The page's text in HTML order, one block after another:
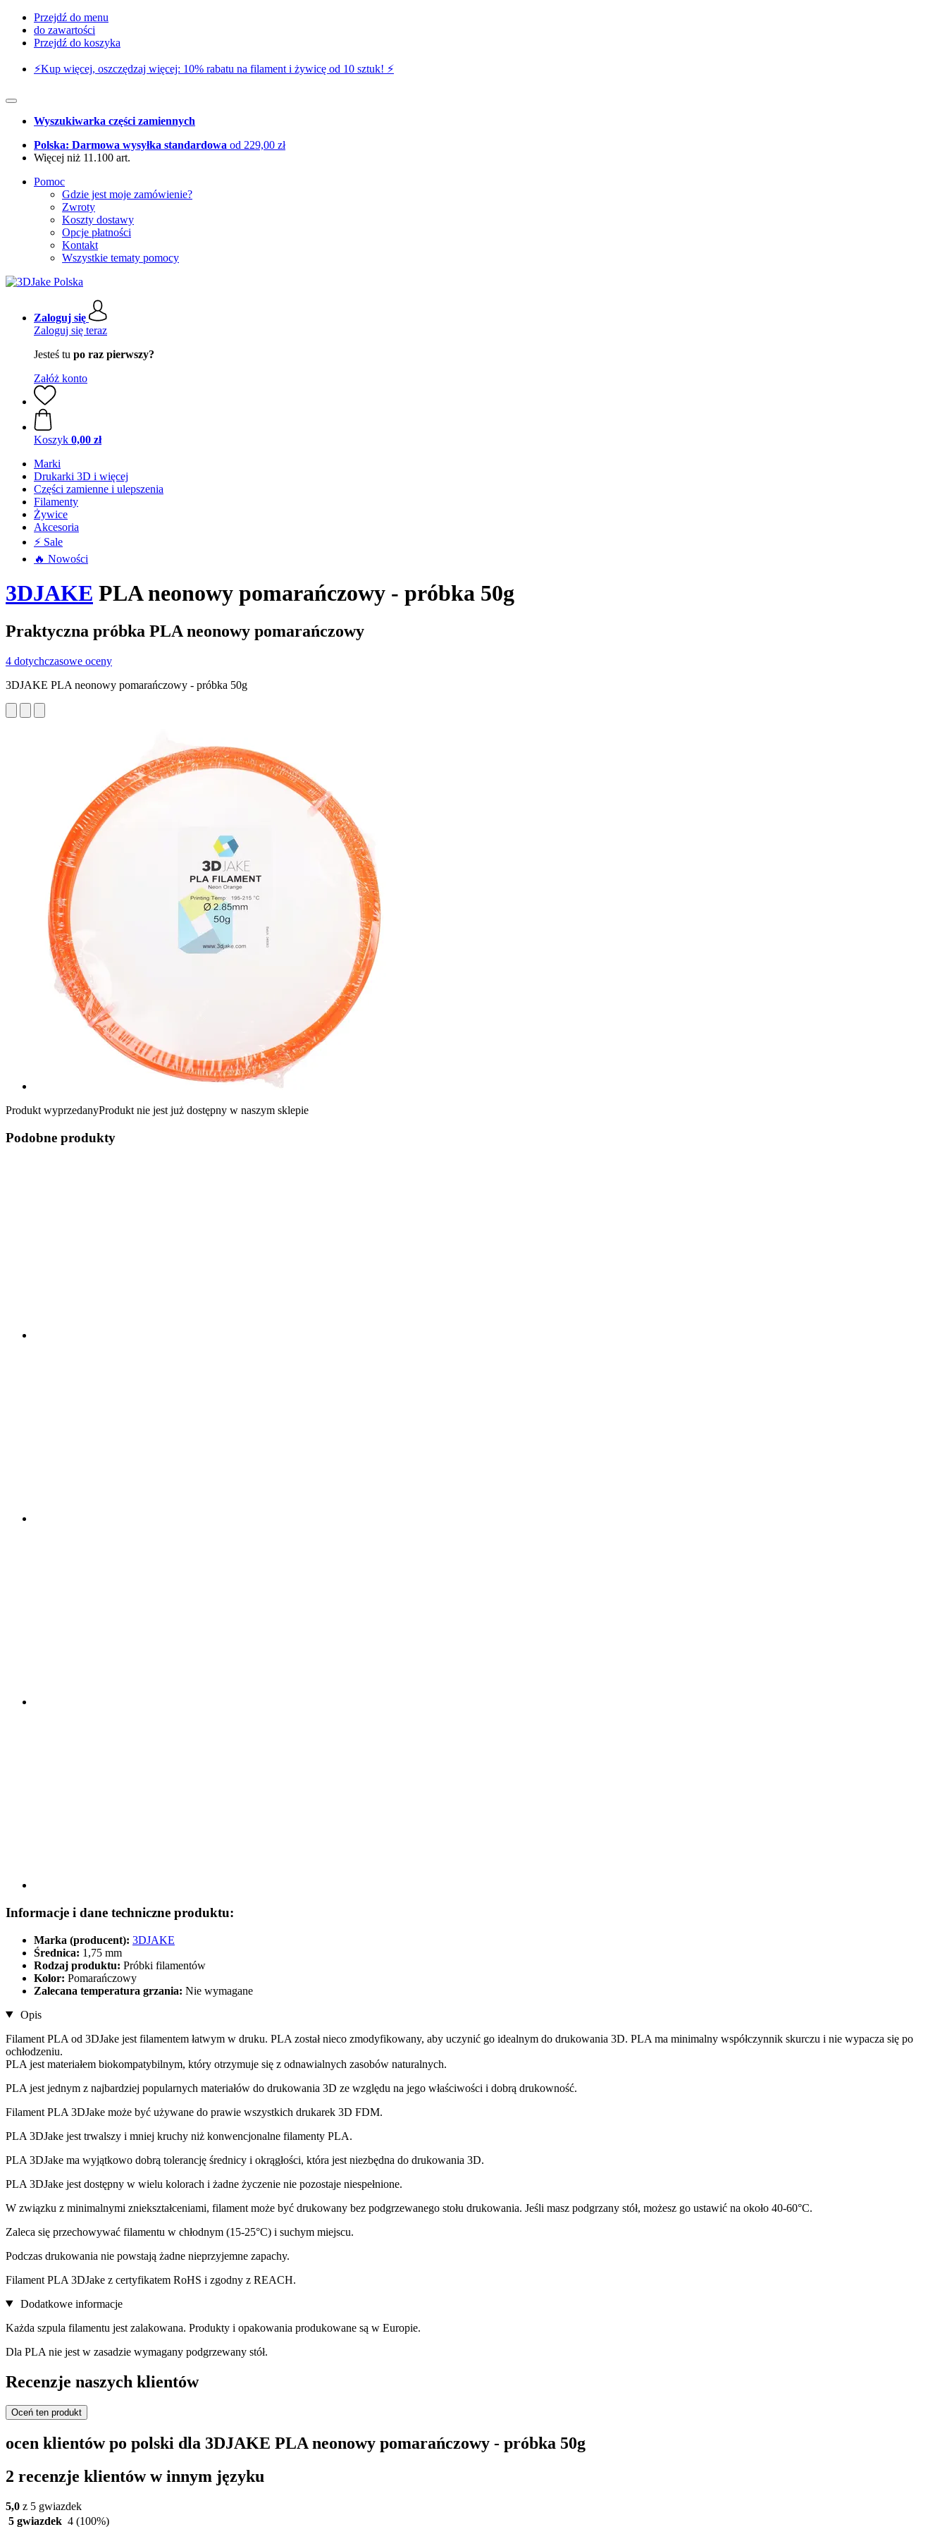
Przejdź do menu
do zawartości
Przejdź do koszyka
⚡️Kup więcej, oszczędzaj więcej: 10% rabatu na filament i żywicę od 10 sztuk! ⚡️
Wyszukiwarka części zamiennych
Polska: Darmowa wysyłka standardowa od 229,00 zł
Więcej niż 11.100 art.
Pomoc
Gdzie jest moje zamówienie?
Zwroty
Koszty dostawy
Opcje płatności
Kontakt
Wszystkie tematy pomocy
Zaloguj się
Zaloguj się teraz
Jesteś tu po raz pierwszy?
Załóż konto
Koszyk 0,00 zł
Marki
Drukarki 3D i więcej
Części zamienne i ulepszenia
Filamenty
Żywice
Akcesoria
⚡ Sale
🔥 Nowości
3DJAKE PLA neonowy pomarańczowy - próbka 50g
Praktyczna próbka PLA neonowy pomarańczowy
4 dotychczasowe oceny
3DJAKE PLA neonowy pomarańczowy - próbka 50g
Produkt wyprzedanyProdukt nie jest już dostępny w naszym sklepie
Podobne produkty
Informacje i dane techniczne produktu:
Marka (producent): 3DJAKE
Średnica: 1,75 mm
Rodzaj produktu: Próbki filamentów
Kolor: Pomarańczowy
Zalecana temperatura grzania: Nie wymagane
Opis
Filament PLA od 3DJake jest filamentem łatwym w druku. PLA został nieco zmodyfikowany, aby uczynić go idealnym do drukowania 3D. PLA ma minimalny współczynnik skurczu i nie wypacza się po
ochłodzeniu.
PLA jest materiałem biokompatybilnym, który otrzymuje się z odnawialnych zasobów naturalnych.
PLA jest jednym z najbardziej popularnych materiałów do drukowania 3D ze względu na jego właściwości i dobrą drukowność.
Filament PLA 3DJake może być używane do prawie wszystkich drukarek 3D FDM.
PLA 3DJake jest trwalszy i mniej kruchy niż konwencjonalne filamenty PLA.
PLA 3DJake ma wyjątkowo dobrą tolerancję średnicy i okrągłości, która jest niezbędna do drukowania 3D.
PLA 3DJake jest dostępny w wielu kolorach i żadne życzenie nie pozostaje niespełnione.
W związku z minimalnymi zniekształceniami, filament może być drukowany bez podgrzewanego stołu drukowania. Jeśli masz podgrzany stół, możesz go ustawić na około 40-60°C.
Zaleca się przechowywać filamentu w chłodnym (15-25°C) i suchym miejscu.
Podczas drukowania nie powstają żadne nieprzyjemne zapachy.
Filament PLA 3DJake z certyfikatem RoHS i zgodny z REACH.
Dodatkowe informacje
Każda szpula filamentu jest zalakowana. Produkty i opakowania produkowane są w Europie.
Dla PLA nie jest w zasadzie wymagany podgrzewany stół.
Recenzje naszych klientów
Oceń ten produkt
ocen klientów po polski dla 3DJAKE PLA neonowy pomarańczowy - próbka 50g
2 recenzje klientów w innym języku
5,0 z 5 gwiazdek
5 gwiazdek 4 (100%)